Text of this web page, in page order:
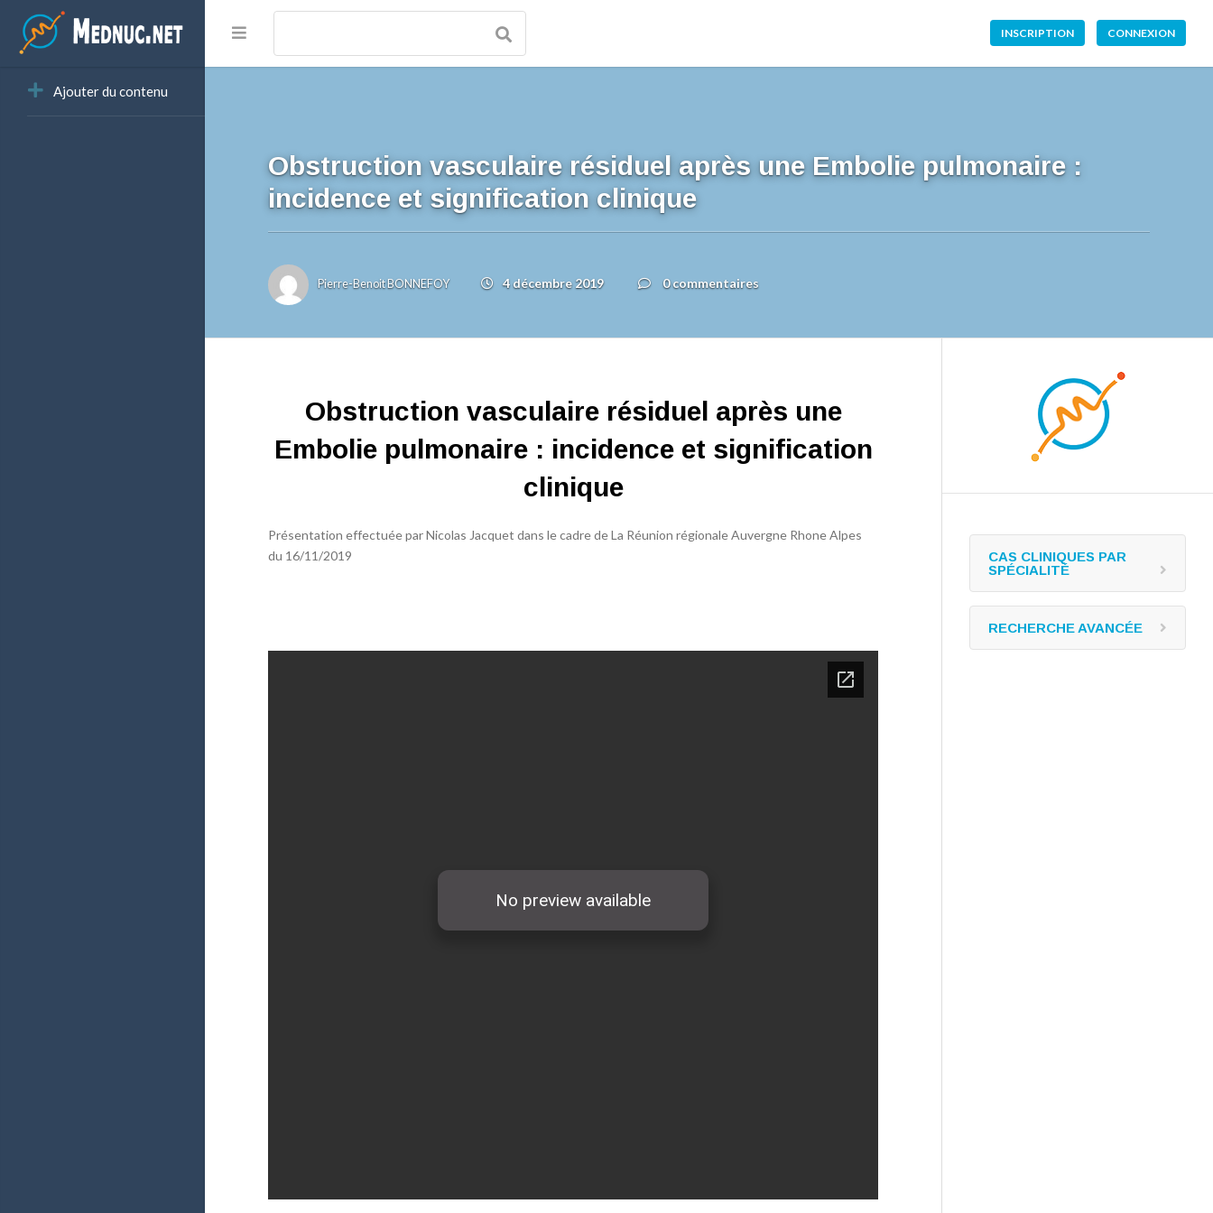
INSCRIPTION CONNEXION
Ajouter du contenu
Obstruction vasculaire résiduel après une Embolie pulmonaire :
incidence et signification clinique
Pierre-Benoit BONNEFOY 4 décembre 2019 0 commentaires
Obstruction vasculaire résiduel après une
Embolie pulmonaire : incidence et signification
clinique
Présentation effectuée par Nicolas Jacquet dans le cadre de La Réunion régionale Auvergne Rhone Alpes
du 16/11/2019
CAS CLINIQUES PAR
SPÉCIALITÉ
RECHERCHE AVANCÉE